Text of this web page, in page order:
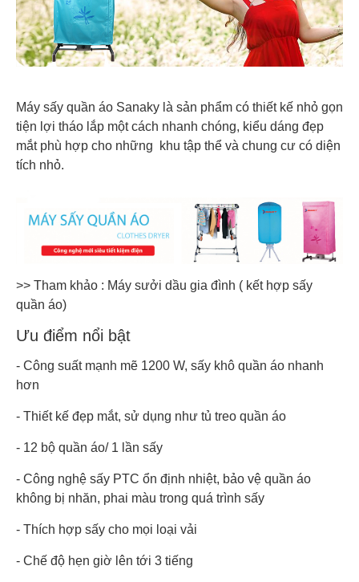
Máy sấy quần áo Sanaky là sản phẩm có thiết kế nhỏ gọn
tiện lợi tháo lắp một cách nhanh chóng, kiểu dáng đẹp
mắt phù hợp cho những khu tập thể và chung cư có diện
tích nhỏ.
>> Tham khảo : Máy sưởi dầu gia đình ( kết hợp sấy
quần áo)
Ưu điểm nổi bật
- Công suất mạnh mẽ 1200 W, sấy khô quần áo nhanh
hơn
- Thiết kế đẹp mắt, sử dụng như tủ treo quần áo
- 12 bộ quần áo/ 1 lần sấy
- Công nghệ sấy PTC ổn định nhiệt, bảo vệ quần áo
không bị nhăn, phai màu trong quá trình sấy
- Thích hợp sấy cho mọi loại vải
- Chế độ hẹn giờ lên tới 3 tiếng